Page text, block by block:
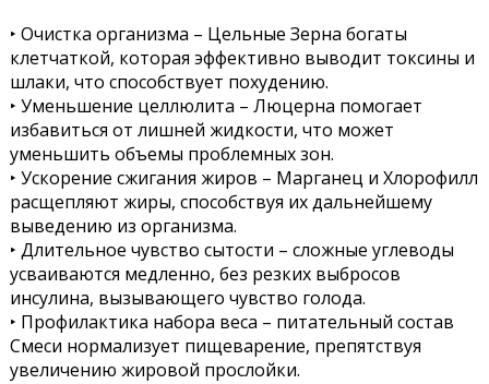
‣ Очистка организма – Цельные Зерна богаты
клетчаткой, которая эффективно выводит токсины и
шлаки, что способствует похудению.
‣ Уменьшение целлюлита – Люцерна помогает
избавиться от лишней жидкости, что может
уменьшить объемы проблемных зон.
‣ Ускорение сжигания жиров – Марганец и Хлорофилл
расщепляют жиры, способствуя их дальнейшему
выведению из организма.
‣ Длительное чувство сытости – сложные углеводы
усваиваются медленно, без резких выбросов
инсулина, вызывающего чувство голода.
‣ Профилактика набора веса – питательный состав
Смеси нормализует пищеварение, препятствуя
увеличению жировой прослойки.